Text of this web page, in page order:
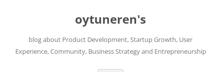
oytuneren's
blog about Product Development, Startup Growth, User
Experience, Community, Business Strategy and Entrepreneurship